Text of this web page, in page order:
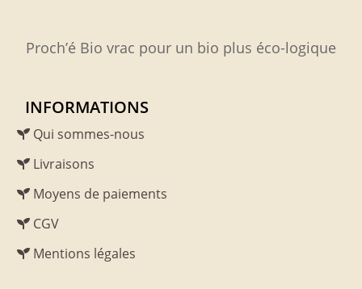
Proch’é Bio vrac pour un bio plus éco-logique
INFORMATIONS
Qui sommes-nous
Livraisons
Moyens de paiements
CGV
Mentions légales